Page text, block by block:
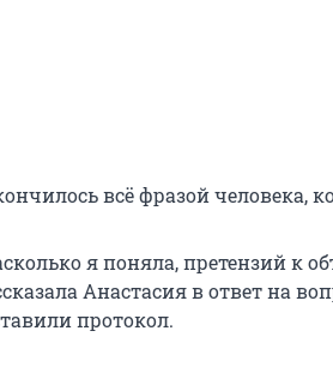
всё фразой человека,
я поняла, претензий к
Анастасия в ответ на
протокол.